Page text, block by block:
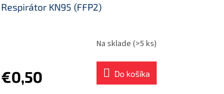
Respirátor KN95 (FFP2)
Na sklade (>5 ks)
€0,50 Do košíka